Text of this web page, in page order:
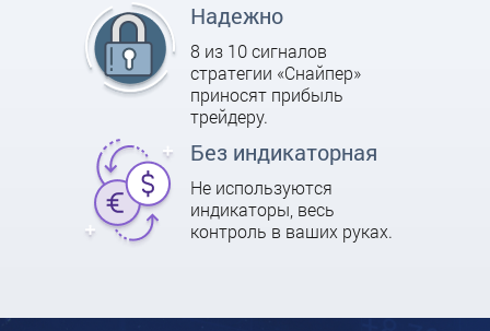
Надежно
8 из 10 сигналов
стратегии «Снайпер»
приносят прибыль
трейдеру.
Без индикаторная
Не используются
индикаторы, весь
контроль в ваших руках.